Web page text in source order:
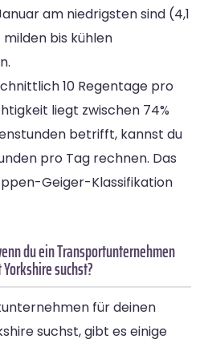
am niedrigsten sind (4,1
bis kühlen
10 Regentage pro
liegt zwischen 74%
betrifft, kannst du
pro Tag rechnen. Das
Geiger-Klassifikation
du ein Transportunternehmen
suchst?
für deinen
suchst, gibt es einige